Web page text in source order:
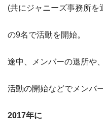
(共にジャニーズ事務所を
の9名で活動を開始。
途中、メンバーの退所や
活動の開始などでメンバ
2017年に